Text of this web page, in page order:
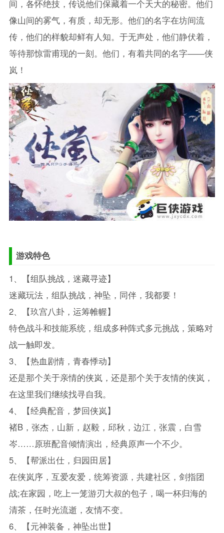
间，各怀绝技，传说他们保藏着一个天大的秘密。他们
像山间的雾气，有质，却无形。他们的名字在坊间流
传，他们的样貌却鲜有人知。于无声处，他们静伏着，
等待那惊雷甫现的一刻。他们，有着共同的名字――侠
岚！
游戏特色
1、【组队挑战，迷藏寻迹】
迷藏玩法，组队挑战，神坠，同伴，我都要！
2、【玖宫八卦，运筹帷幄】
特色战斗和技能系统，组成多种阵式多元挑战，策略对
战一触即发。
3、【热血剧情，青春悸动】
还是那个关于亲情的侠岚，还是那个关于友情的侠岚，
在这里我们继续找寻自我。
4、【经典配音，梦回侠岚】
褚B，张杰，山新，赵毅，邱秋，边江，张震，白雪
岑……原班配音倾情演出，经典原声一个不少。
5、【帮派出仕，归园田居】
在侠岚序，互爱友爱，统筹资源，共建社区，剑指团
战;在家园，吃上一笼游刃大叔的包子，喝一杯归海的
清茶，任时光流逝，友情不变。
6、【元神装备，神坠出世】